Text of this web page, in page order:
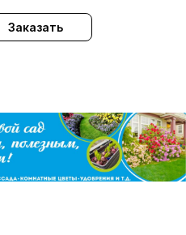
Заказать